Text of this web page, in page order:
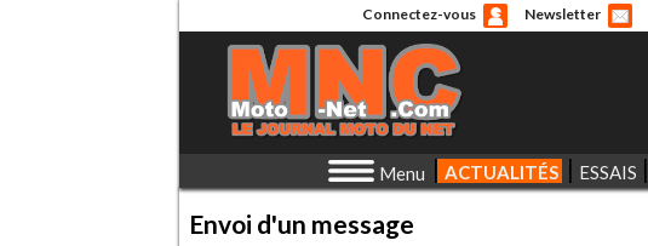
Connectez-vous Newsletter
Menu ACTUALITÉS ESSAIS
Envoi d'un message